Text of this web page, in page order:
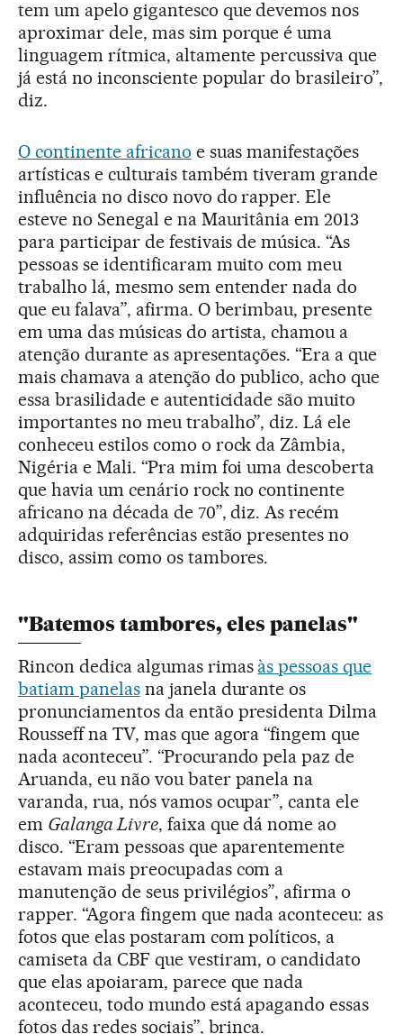
tem um apelo gigantesco que devemos nos
aproximar dele, mas sim porque é uma
linguagem rítmica, altamente percussiva que
já está no inconsciente popular do brasileiro”,
diz.
O continente africano e suas manifestações
artísticas e culturais também tiveram grande
influência no disco novo do rapper. Ele
esteve no Senegal e na Mauritânia em 2013
para participar de festivais de música. “As
pessoas se identificaram muito com meu
trabalho lá, mesmo sem entender nada do
que eu falava”, afirma. O berimbau, presente
em uma das músicas do artista, chamou a
atenção durante as apresentações. “Era a que
mais chamava a atenção do publico, acho que
essa brasilidade e autenticidade são muito
importantes no meu trabalho”, diz. Lá ele
conheceu estilos como o rock da Zâmbia,
Nigéria e Mali. “Pra mim foi uma descoberta
que havia um cenário rock no continente
africano na década de 70”, diz. As recém
adquiridas referências estão presentes no
disco, assim como os tambores.
"Batemos tambores, eles panelas"
Rincon dedica algumas rimas às pessoas que
batiam panelasna janela durante os
pronunciamentos da então presidenta Dilma
Rousseff na TV, mas que agora “fingem que
nada aconteceu”. “Procurando pela paz de
Aruanda, eu não vou bater panela na
varanda, rua, nós vamos ocupar”, canta ele
em Galanga Livre, faixa que dá nome ao
disco. “Eram pessoas que aparentemente
estavam mais preocupadas com a
manutenção de seus privilégios”, afirma o
rapper. “Agora fingem que nada aconteceu: as
fotos que elas postaram com políticos, a
camiseta da CBF que vestiram, o candidato
que elas apoiaram, parece que nada
aconteceu, todo mundo está apagando essas
fotos das redes sociais”, brinca.